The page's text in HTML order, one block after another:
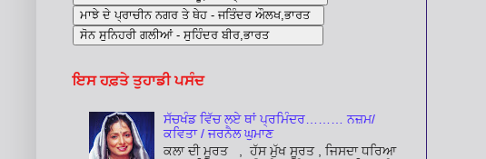
ਇਸ ਹਫ਼ਤੇ ਤੁਹਾਡੀ ਪਸੰਦ
ਸੱਚਖੰਡ ਵਿੱਚ ਲਏ ਥਾਂ ਪ੍ਰਮਿੰਦਰ……… ਨਜ਼ਮ/
ਕਵਿਤਾ / ਜਰਨੈਲ ਘੁਮਾਣ
ਕਲਾ ਦੀ ਮੂਰਤ , ਹੱਸ ਮੁੱਖ ਸੂਰਤ , ਜਿਸਦਾ ਧਰਿਆ